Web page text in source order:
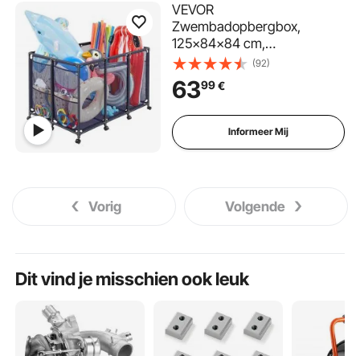
VEVOR
Zwembadopbergbox,
125x84x84 cm,
Opbergdoos, Opbergkar,
Organizer met zijvakken en
wielen, Stevig metalen frame,
zwembadspeelgoed
(92)
6399€
Informeer Mij
Vorig Volgende
Dit vind je misschien ook leuk